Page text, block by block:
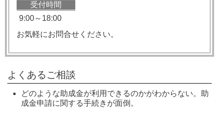
受付時間
9:00～18:00
お気軽にお問合せください。
よくあるご相談
どのような助成金が利用できるのかがわからない。助
成金申請に関する手続きが面倒。